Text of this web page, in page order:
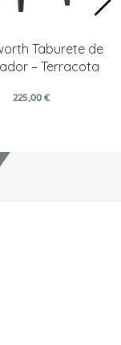
Taburete de
– Terracota
225,00 €